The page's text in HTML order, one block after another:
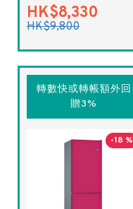
HK$8,330
HK$9,800
轉數快或轉帳額外回
贈3%
-18 %